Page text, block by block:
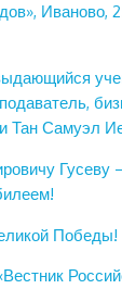
Иваново,
Тан Самуэл
Гусеву
Победы!